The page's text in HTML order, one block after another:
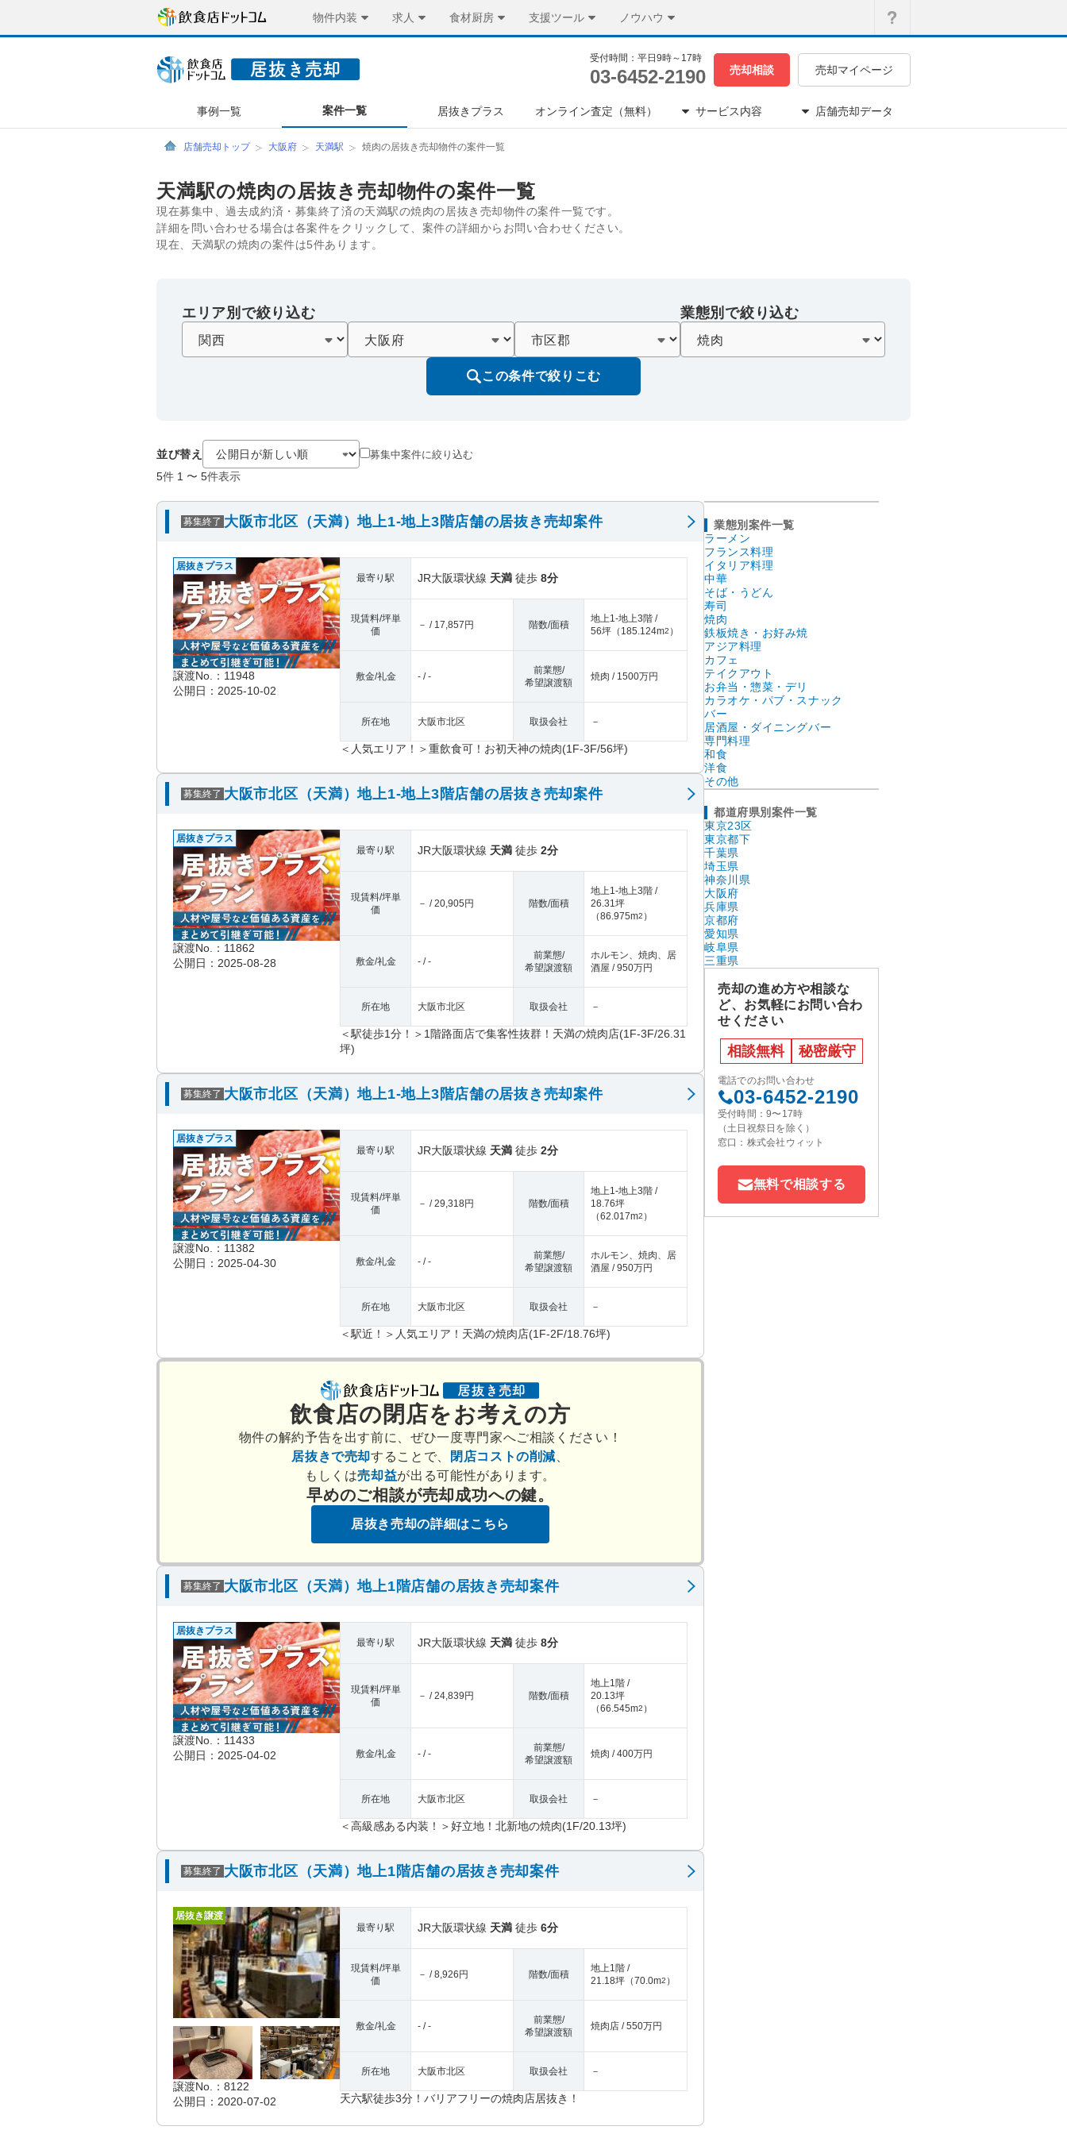
物件内装 求人 食材厨房 支援ツール ノウハウ
受付時間：平日9時～17時
03-6452-2190 売却相談 売却マイページ
事例一覧 案件一覧 居抜きプラス オンライン査定（無料） サービス内容 店舗売却データ
店舗売却トップ 大阪府 天満駅 焼肉の居抜き売却物件の案件一覧
天満駅の焼肉の居抜き売却物件の案件一覧
現在募集中、過去成約済・募集終了済の天満駅の焼肉の居抜き売却物件の案件一覧です。
詳細を問い合わせる場合は各案件をクリックして、案件の詳細からお問い合わせください。
現在、天満駅の焼肉の案件は5件あります。
エリア別で絞り込む 業態別で絞り込む
この条件で絞りこむ
並び替え 募集中案件に絞り込む
5件 1 〜 5件表示
募集終了 大阪市北区（天満）地上1-地上3階店舗の居抜き売却案件
居抜きプラス
譲渡No.：11948
公開日：2025-10-02
最寄り駅 JR大阪環状線 天満 徒歩 8分
現賃料/坪単
価
－ / 17,857円 階数/面積
地上1-地上3階 /
56坪 （ 185.124m2 ）
敷金/礼金 - / -
前業態/
希望譲渡額
焼肉 / 1500万円
所在地 大阪市北区 取扱会社 －
＜人気エリア！＞重飲食可！お初天神の焼肉(1F-3F/56坪)
募集終了 大阪市北区（天満）地上1-地上3階店舗の居抜き売却案件
居抜きプラス
譲渡No.：11862
公開日：2025-08-28
最寄り駅 JR大阪環状線 天満 徒歩 2分
現賃料/坪単
価
－ / 20,905円 階数/面積
地上1-地上3階 /
26.31坪
（86.975m2 ）
敷金/礼金 - / -
前業態/
希望譲渡額
ホルモン、焼肉、居
酒屋 / 950万円
所在地 大阪市北区 取扱会社 －
＜駅徒歩1分！＞1階路面店で集客性抜群！天満の焼肉店(1F-3F/26.31
坪)
募集終了 大阪市北区（天満）地上1-地上3階店舗の居抜き売却案件
居抜きプラス
譲渡No.：11382
公開日：2025-04-30
最寄り駅 JR大阪環状線 天満 徒歩 2分
現賃料/坪単
価
－ / 29,318円 階数/面積
地上1-地上3階 /
18.76坪
（62.017m2 ）
敷金/礼金 - / -
前業態/
希望譲渡額
ホルモン、焼肉、居
酒屋 / 950万円
所在地 大阪市北区 取扱会社 －
＜駅近！＞人気エリア！天満の焼肉店(1F-2F/18.76坪)
飲食店の閉店をお考えの方
物件の解約予告を出す前に、ぜひ一度専門家へご相談ください！
居抜きで売却することで、 閉店コストの削減
もしくは売却益が出る可能性があります。
早めのご相談が売却成功への鍵。
居抜き売却の詳細はこちら
募集終了 大阪市北区（天満）地上1階店舗の居抜き売却案件
居抜きプラス
譲渡No.：11433
公開日：2025-04-02
最寄り駅 JR大阪環状線 天満 徒歩 8分
現賃料/坪単
価
－ / 24,839円 階数/面積
地上1階 /
20.13坪
（66.545m2 ）
敷金/礼金 - / -
前業態/
希望譲渡額
焼肉 / 400万円
所在地 大阪市北区 取扱会社 －
＜高級感ある内装！＞好立地！北新地の焼肉(1F/20.13坪)
募集終了 大阪市北区（天満）地上1階店舗の居抜き売却案件
居抜き譲渡
譲渡No.：8122
公開日：2020-07-02
最寄り駅 JR大阪環状線 天満 徒歩 6分
現賃料/坪単
価
－ / 8,926円 階数/面積
地上1階 /
21.18坪 （70.0m2 ）
敷金/礼金 - / -
前業態/
希望譲渡額
焼肉店 / 550万円
所在地 大阪市北区 取扱会社 －
天六駅徒歩3分！バリアフリーの焼肉店居抜き！
業態別案件一覧
ラーメン
フランス料理
イタリア料理
中華
そば・うどん
寿司
焼肉
鉄板焼き・お好み焼
アジア料理
カフェ
テイクアウト
お弁当・惣菜・デリ
カラオケ・パブ・スナック
バー
居酒屋・ダイニングバー
専門料理
和食
洋食
その他
都道府県別案件一覧
東京23区
東京都下
千葉県
埼玉県
神奈川県
大阪府
兵庫県
京都府
愛知県
岐阜県
三重県
売却の進め方や相談な
ど、お気軽にお問い合わ
せください
相談無料 秘密厳守
電話でのお問い合わせ
03-6452-2190
受付時間：9〜17時
（土日祝祭日を除く）
窓口：株式会社ウィット
無料で相談する